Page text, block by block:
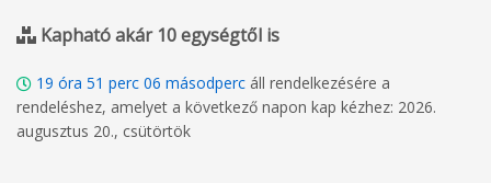
Kapható akár 10 egységtől is
19 óra 51 perc 05 másodperc áll rendelkezésére a
rendeléshez, amelyet a következő napon kap kézhez: 2026.
augusztus 20., csütörtök